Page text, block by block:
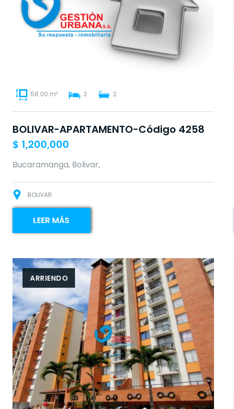
58.00 m² 2 2
BOLIVAR-APARTAMENTO-Código 4258
$ 1,200,000
Bucaramanga, Bolivar,
BOLIVAR
LEER MÁS
ARRIENDO